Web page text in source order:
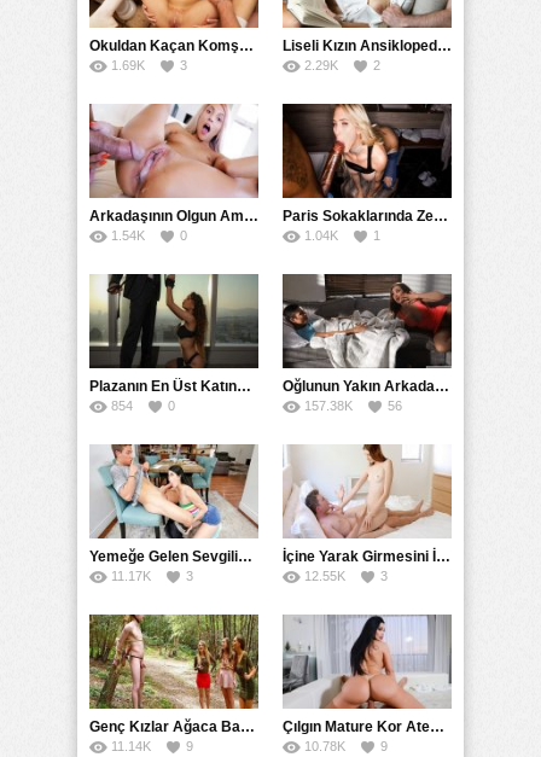
Okuldan Kaçan Komşu Kızını Bakire Sanıp Götten Sikti
1.69K 3
Liseli Kızın Ansiklopedisini Kitap Gibi Tane Tane Okudu
2.29K 2
Arkadaşının Olgun Amcasına Siktirip İçine Boşalmasını İstedi
1.54K 0
Paris Sokaklarında Zenci Yarağını Gırtlağına Kadar İndirdi
1.04K 1
Plazanın En Üst Katında Üst Seviye Köle Fantezisi Sikişi
854 0
Oğlunun Yakın Arkadaşına Yorgan Altından Sulanan Milf
157.38K 56
Yemeğe Gelen Sevgilisinin Arkadaşına Yarak Yedirdi
11.17K 3
İçine Yarak Girmesini İsteyince Kuzeninin Penisini Kullandı
12.55K 3
Genç Kızlar Ağaca Bağlayarak Tecavüz Etmek İstediler
11.14K 9
Çılgın Mature Kor Ateşiyle Misafirini Yakıp Eritti
10.78K 9